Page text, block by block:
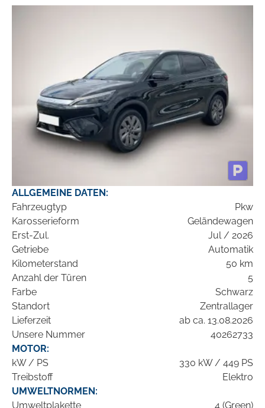
ALLGEMEINE DATEN:
Fahrzeugtyp
Pkw
Karosserieform
Geländewagen
Erst-Zul.
Jul / 2026
Getriebe
Automatik
Kilometerstand
50 km
Anzahl der Türen
5
Farbe
Schwarz
Standort
Zentrallager
Lieferzeit
ab ca. 13.08.2026
Unsere Nummer
40262733
MOTOR:
kW / PS
330 kW / 449 PS
Treibstoff
Elektro
UMWELTNORMEN:
Umweltplakette
4 (Green)